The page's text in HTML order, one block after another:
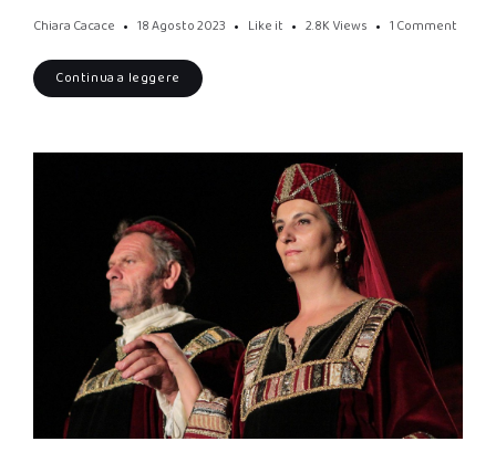
Chiara Cacace 18 Agosto 2023 Like it 2.8K Views 1 Comment
Continua a leggere